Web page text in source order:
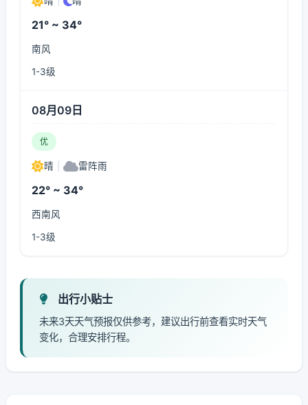
21° ~ 34°
南风
1-3级
08月09日
优
晴 雷阵雨
22° ~ 34°
西南风
1-3级
出行小贴士
未来3天天气预报仅供参考，建议出行前查看实时天气
变化，合理安排行程。